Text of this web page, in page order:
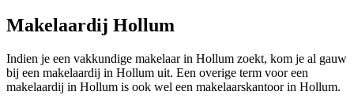
Makelaardij Hollum
Indien je een vakkundige makelaar in Hollum zoekt, kom je al gauw
bij een makelaardij in Hollum uit. Een overige term voor een
makelaardij in Hollum is ook wel een makelaarskantoor in Hollum.